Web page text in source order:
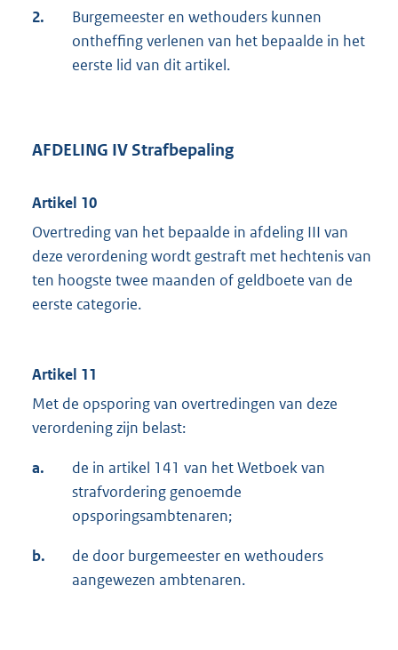
2.
Burgemeester en wethouders kunnen
ontheffing verlenen van het bepaalde in het
eerste lid van dit artikel.
AFDELING IV Strafbepaling
Artikel 10
Overtreding van het bepaalde in afdeling III van
deze verordening wordt gestraft met hechtenis van
ten hoogste twee maanden of geldboete van de
eerste categorie.
Artikel 11
Met de opsporing van overtredingen van deze
verordening zijn belast:
a.
de in artikel 141 van het Wetboek van
strafvordering genoemde
opsporingsambtenaren;
b.
de door burgemeester en wethouders
aangewezen ambtenaren.